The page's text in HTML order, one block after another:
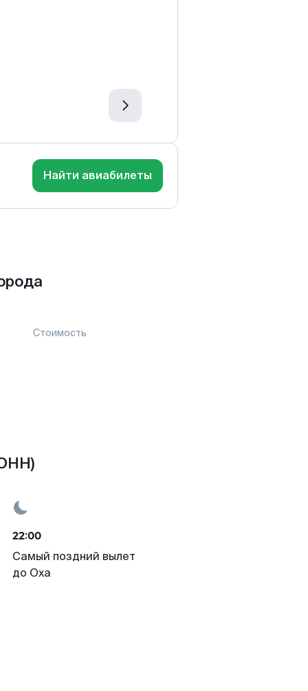
Найти авиабилеты
Стоимость
22:00
Самый поздний вылет
до Оха